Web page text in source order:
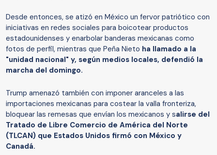
Desde entonces, se atizó en México un fervor patriótico con
iniciativas en redes sociales para boicotear productos
estadounidenses y enarbolar banderas mexicanas como
fotos de perfil, mientras que Peña Nieto ha llamado a la
"unidad nacional" y, según medios locales, defendió la
marcha del domingo.
Trump amenazó también con imponer aranceles a las
importaciones mexicanas para costear la valla fronteriza,
bloquear las remesas que envían los mexicanos y salirse del
Tratado de Libre Comercio de América del Norte
(TLCAN) que Estados Unidos firmó con México y
Canadá.